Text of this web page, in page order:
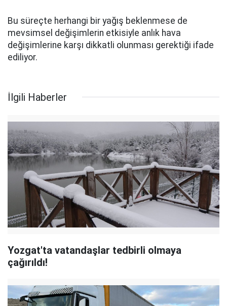
Bu süreçte herhangi bir yağış beklenmese de
mevsimsel değişimlerin etkisiyle anlık hava
değişimlerine karşı dikkatli olunması gerektiği ifade
ediliyor.
İlgili Haberler
Yozgat'ta vatandaşlar tedbirli olmaya
çağırıldı!